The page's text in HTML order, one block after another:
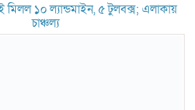
মিলল ১০ ল্যান্ডমাইন, ৫ টুলবক্স; এলাকায়
চাঞ্চল্য